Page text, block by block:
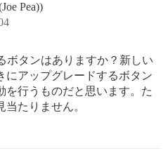
Pea))
ボタンはありますか？新しい
にアップグレードするボタン
を行うものだと思います。た
たりません。